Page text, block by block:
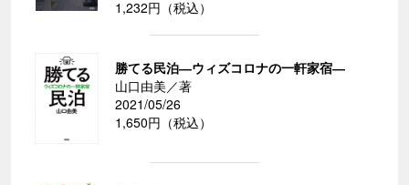
1,232円（税込）
勝てる民泊―ウィズコロナの一軒家宿―
山口由美／著
2021/05/26
1,650円（税込）